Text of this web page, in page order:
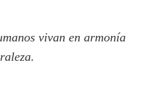
vivan en armonía